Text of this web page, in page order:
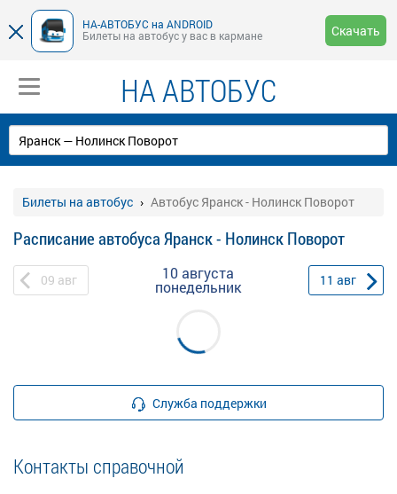
НА-АВТОБУС на ANDROID
Билеты на автобус у вас в кармане
Скачать
НА АВТОБУС
Билеты на автобус Автобус Яранск - Нолинск Поворот
Расписание автобуса Яранск - Нолинск Поворот
09 авг 10 августа
понедельник 11 авг
Служба поддержки
Контакты справочной